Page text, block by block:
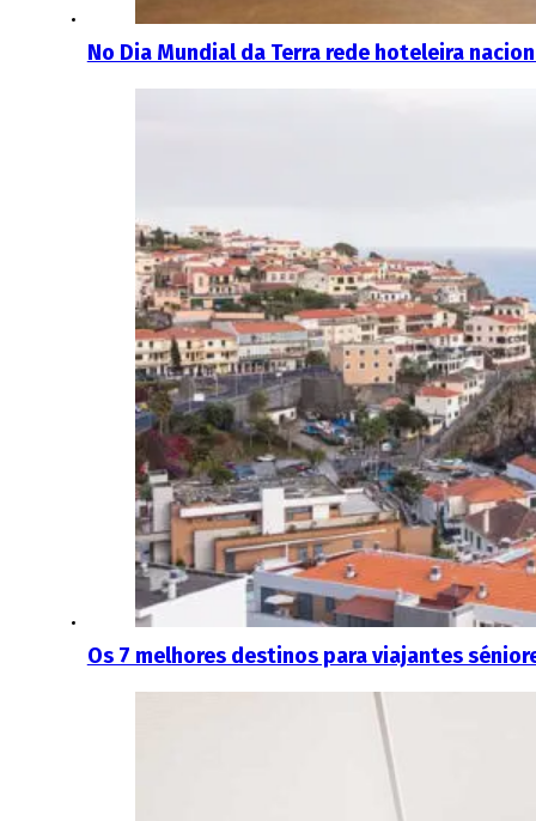
No Dia Mundial da Terra rede hoteleira
Os 7 melhores destinos para viajantes